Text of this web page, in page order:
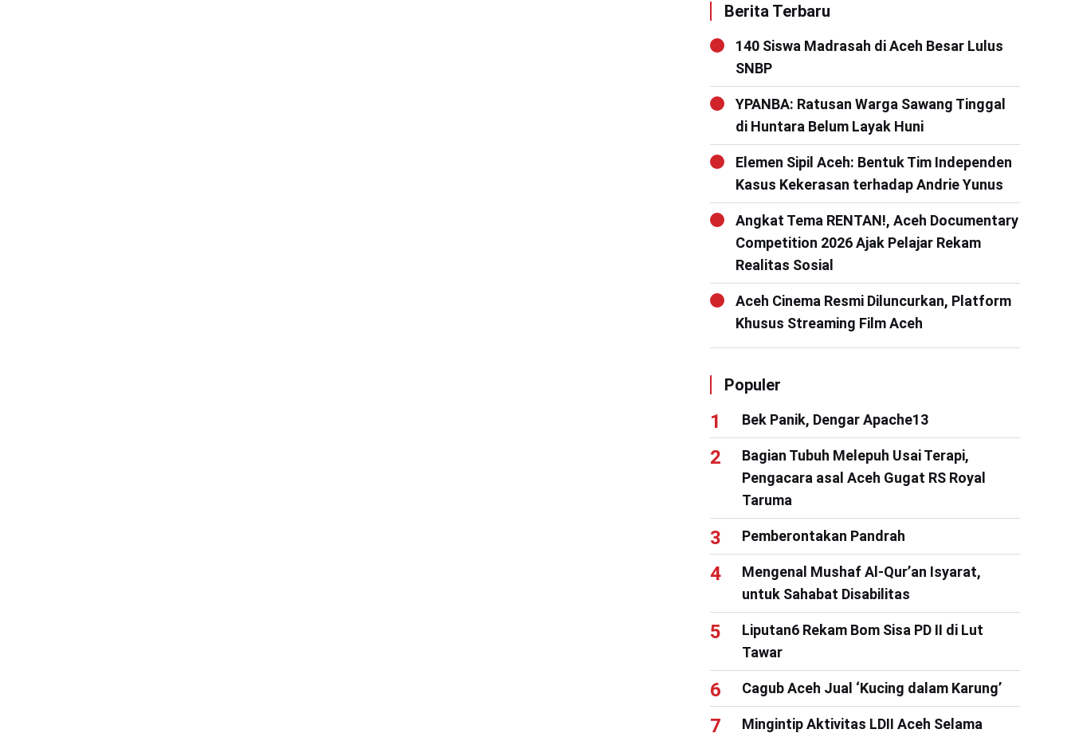
Berita Terbaru
140 Siswa Madrasah di Aceh Besar Lulus
SNBP
YPANBA: Ratusan Warga Sawang Tinggal
di Huntara Belum Layak Huni
Elemen Sipil Aceh: Bentuk Tim Independen
Kasus Kekerasan terhadap Andrie Yunus
Angkat Tema RENTAN!, Aceh Documentary
Competition 2026 Ajak Pelajar Rekam
Realitas Sosial
Aceh Cinema Resmi Diluncurkan, Platform
Khusus Streaming Film Aceh
Populer
Bek Panik, Dengar Apache13
Bagian Tubuh Melepuh Usai Terapi,
Pengacara asal Aceh Gugat RS Royal
Taruma
Pemberontakan Pandrah
Mengenal Mushaf Al-Qur’an Isyarat,
untuk Sahabat Disabilitas
Liputan6 Rekam Bom Sisa PD II di Lut
Tawar
Cagub Aceh Jual ‘Kucing dalam Karung’
Mingintip Aktivitas LDII Aceh Selama